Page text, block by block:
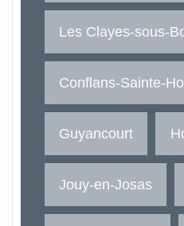
Les Clayes-sous-
Conflans-Sainte-
Guyancourt
Jouy-en-Josas